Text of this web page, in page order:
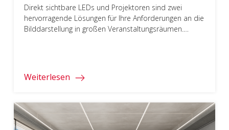
Direkt sichtbare LEDs und Projektoren sind zwei
hervorragende Lösungen für Ihre Anforderungen an die
Bilddarstellung in großen Veranstaltungsräumen.
Weiterlesen